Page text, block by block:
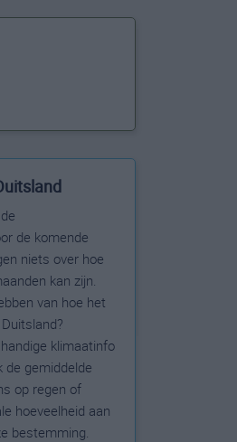
de komende
niets over hoe
kan zijn.
van hoe het
klimaatinfo
de gemiddelde
op regen of
hoeveelheid aan
bestemming.